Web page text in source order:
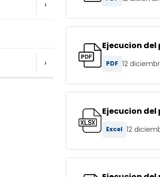
›
›
Ejecucion del
PDF 12
Ejecucion del
Excel 12